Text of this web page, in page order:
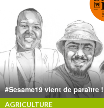
#Sesame19 vient de paraître !
AGRICULTURE